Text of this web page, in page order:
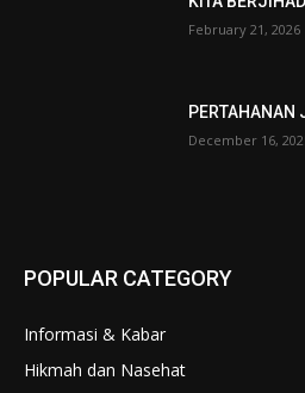
February 21, 2026
PERTAHANAN
December 16,
POPULAR CATEGORY
Informasi & Kabar
Hikmah dan Nasehat